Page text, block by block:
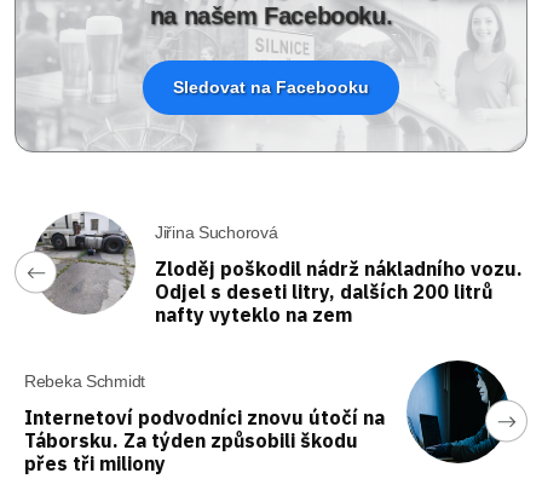
na našem Facebooku.
Sledovat na Facebooku
Jiřina Suchorová
Zloděj poškodil nádrž nákladního vozu.
Odjel s deseti litry, dalších 200 litrů
nafty vyteklo na zem
Rebeka Schmidt
Internetoví podvodníci znovu útočí na
Táborsku. Za týden způsobili škodu
přes tři miliony